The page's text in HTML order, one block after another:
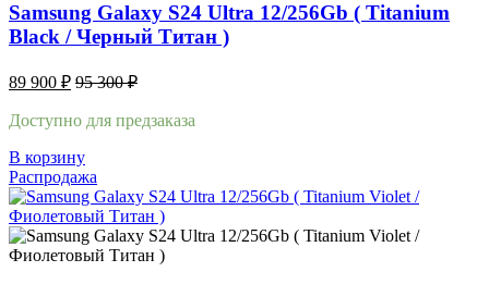
Samsung Galaxy S24 Ultra 12/256Gb ( Titanium
Black / Черный Титан )
89 900 ₽ 95 300₽
Доступно для предзаказа
В корзину
Распродажа